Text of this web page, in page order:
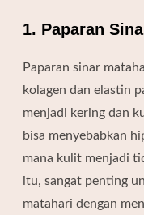
1. Paparan
Paparan sinar
kolagen dan elastin
menjadi kering dan
bisa menyebabkan
mana kulit menjadi
itu, sangat penting
matahari dengan